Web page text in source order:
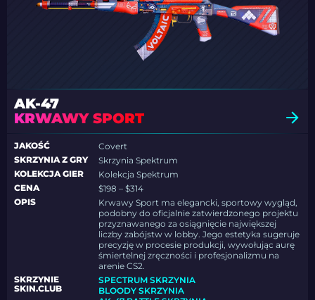
AK-47
KRWAWY SPORT
JAKOŚĆ
Covert
SKRZYNIA Z GRY
Skrzynia Spektrum
KOLEKCJA GIER
Kolekcja Spektrum
CENA
$198 – $314
OPIS
Krwawy Sport ma elegancki, sportowy wygląd,
podobny do oficjalnie zatwierdzonego projektu
przyznawanego za osiągnięcie największej
liczby zabójstw w lobby. Jego estetyka sugeruje
precyzję w procesie produkcji, wywołując aurę
śmiertelnej zręczności i profesjonalizmu na
arenie CS2.
SKRZYNIE
SKIN.CLUB
SPECTRUM SKRZYNIA
BLOODY SKRZYNIA